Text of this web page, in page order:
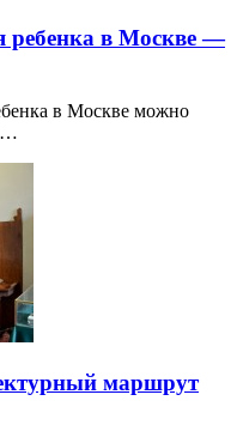
ребенка в Москве —
в Москве можно
маршрут